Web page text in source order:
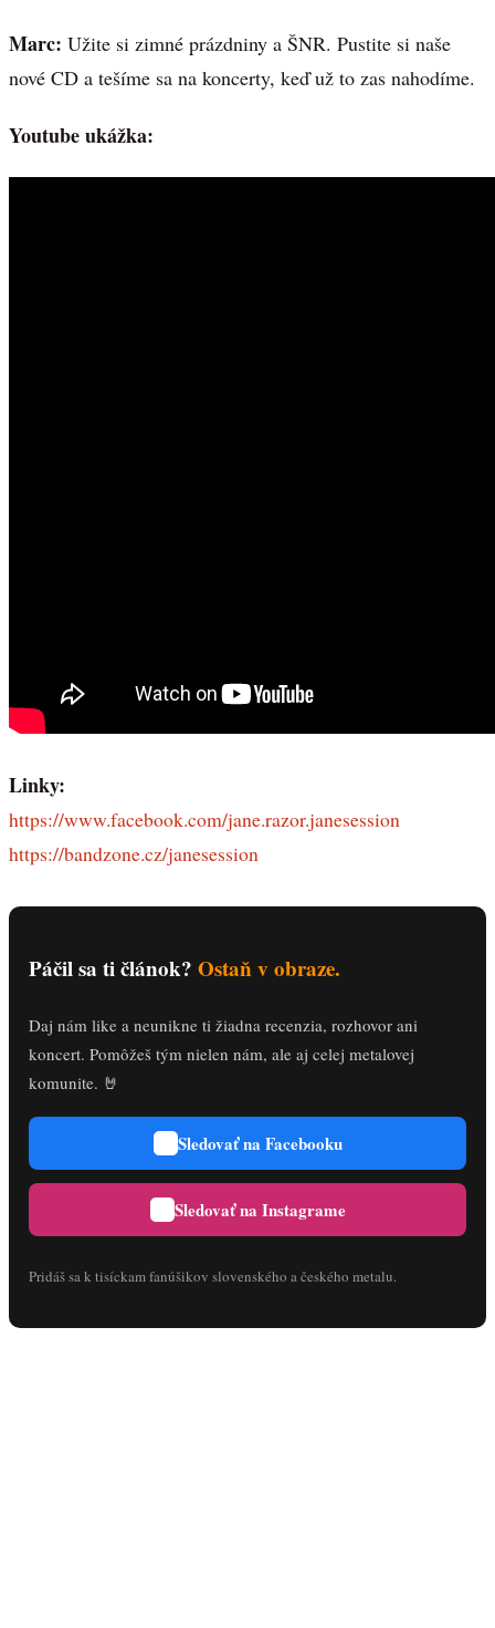
Marc: Užite si zimné prázdniny a ŠNR. Pustite si naše
nové CD a tešíme sa na koncerty, keď už to zas nahodíme.
Youtube ukážka:
Linky:
https://www.facebook.com/jane.razor.janesession
https://bandzone.cz/janesession
Páčil sa ti článok? Ostaň v obraze.
Daj nám like a neunikne ti žiadna recenzia, rozhovor ani
koncert. Pomôžeš tým nielen nám, ale aj celej metalovej
komunite. 🤘
Sledovať na Facebooku
Sledovať na Instagrame
Pridáš sa k tisíckam fanúšikov slovenského a českého metalu.